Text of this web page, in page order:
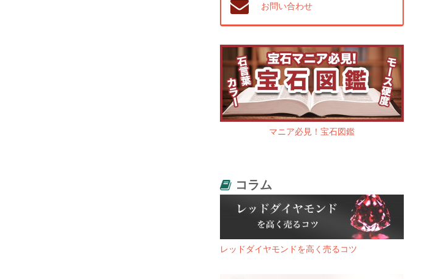
お問い合わせ
マニア必見！宝石図鑑
コラム
レッドダイヤモンドを高く売るコツ